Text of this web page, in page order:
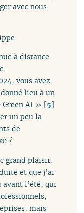
avec nous.
à distance
vous avez
lieu à un
AI » [5].
un peu la
de
?
grand plaisir.
et que j’ai
l’été, qui
mais